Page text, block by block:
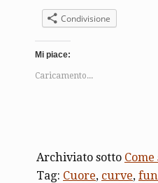
Condivisione
Mi piace:
Caricamento...
Archiviato sotto Come
Tag: Cuore, curve,